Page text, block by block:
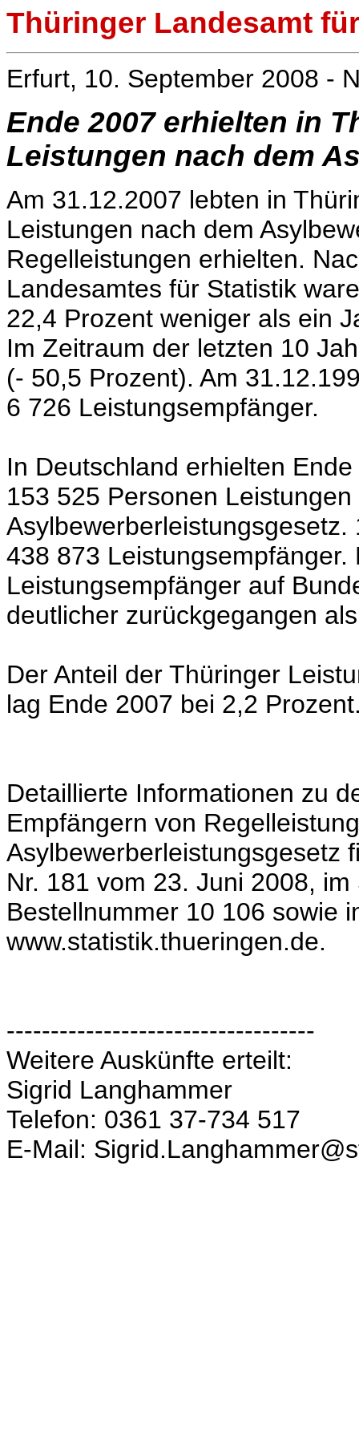
Thüringer Landesamt
Erfurt, 10. September 2008 -
Ende 2007 erhielten in
Leistungen nach dem
Am 31.12.2007 lebten in
Leistungen nach dem
Regelleistungen erhielten.
Landesamtes für Statistik
22,4 Prozent weniger als ein
Im Zeitraum der letzten 10
(- 50,5 Prozent). Am
6 726 Leistungsempfänger.
In Deutschland erhielten
153 525 Personen
438 873
Leistungsempfänger auf
deutlicher zurückgegangen
Der Anteil der Thüringer
lag Ende 2007 bei 2,2
Detaillierte Informationen zu
Empfängern von
Asylbewerberleistungsgesetz
Nr. 181 vom 23. Juni 2008,
Bestellnummer 10 106 sowie
www.statistik.thueringen.de.
-----------------------------------
Weitere Auskünfte erteilt:
Sigrid Langhammer
Telefon: 0361 37-734 517
E-Mail: